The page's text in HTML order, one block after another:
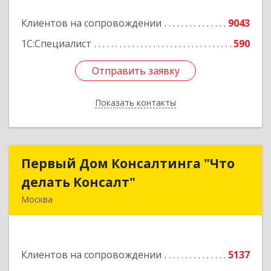
Клиентов на сопровождении
9043
1С:Специалист
590
Отправить заявку
Показать контакты
Отправить заявку
Назад
Первый Дом Консалтинга "Что
делать Консалт"
Москва
Клиентов на сопровождении
5137
Первый Дом Консалтинга "Что